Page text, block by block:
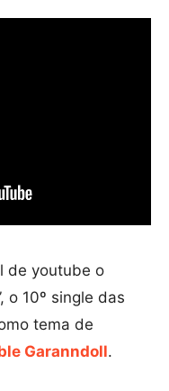
de youtube o
o 10º single das
tema de
Garanndoll.